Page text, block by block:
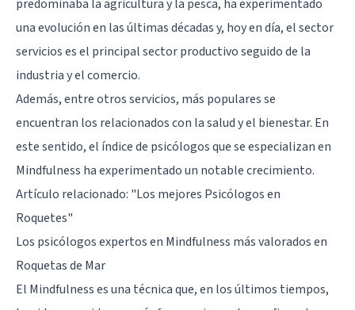
predominaba la agricultura y la pesca, ha experimentado
una evolución en las últimas décadas y, hoy en día, el sector
servicios es el principal sector productivo seguido de la
industria y el comercio.
Además, entre otros servicios, más populares se
encuentran los relacionados con la salud y el bienestar. En
este sentido, el índice de psicólogos que se especializan en
Mindfulness ha experimentado un notable crecimiento.
Artículo relacionado: "Los mejores Psicólogos en
Roquetes"
Los psicólogos expertos en Mindfulness más valorados en
Roquetas de Mar
El Mindfulness es una técnica que, en los últimos tiempos,